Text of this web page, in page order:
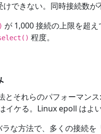
けできない。同時接続数が
が 1,000 接続の上限を超
程度。
とそれらのパフォーマンス:
イケる。Linux epoll はよい
な方法で、多くの接続